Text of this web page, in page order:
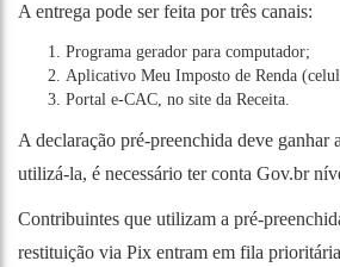
A entrega pode ser feita por três canais:
Programa gerador para computador;
Aplicativo Meu Imposto de Renda
Portal e-CAC, no site da Receita.
A declaração pré-preenchida deve ganhar
utilizá-la, é necessário ter conta Gov.br
Contribuintes que utilizam a pré-
restituição via Pix entram em fila